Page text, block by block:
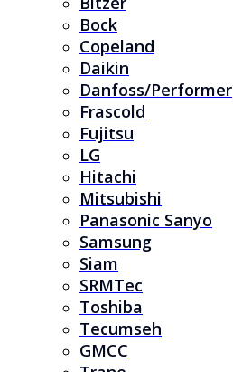
Bock
Copeland
Daikin
Danfoss/Performer
Frascold
Fujitsu
LG
Hitachi
Mitsubishi
Panasonic Sanyo
Samsung
Siam
SRMTec
Toshiba
Tecumseh
GMCC